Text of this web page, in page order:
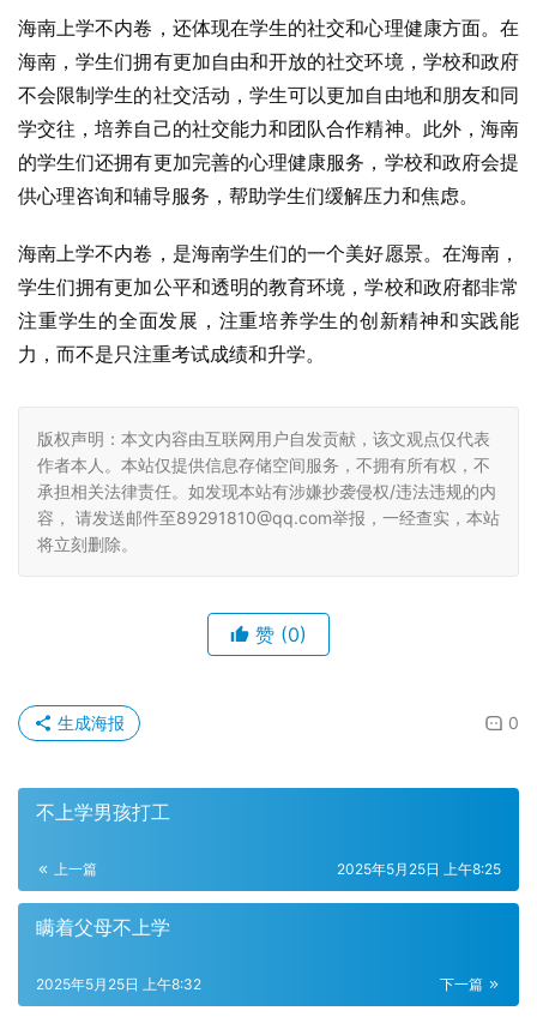
海南上学不内卷，还体现在学生的社交和心理健康方面。在
海南，学生们拥有更加自由和开放的社交环境，学校和政府
不会限制学生的社交活动，学生可以更加自由地和朋友和同
学交往，培养自己的社交能力和团队合作精神。此外，海南
的学生们还拥有更加完善的心理健康服务，学校和政府会提
供心理咨询和辅导服务，帮助学生们缓解压力和焦虑。
海南上学不内卷，是海南学生们的一个美好愿景。在海南，
学生们拥有更加公平和透明的教育环境，学校和政府都非常
注重学生的全面发展，注重培养学生的创新精神和实践能
力，而不是只注重考试成绩和升学。
版权声明：本文内容由互联网用户自发贡献，该文观点仅代表
作者本人。本站仅提供信息存储空间服务，不拥有所有权，不
承担相关法律责任。如发现本站有涉嫌抄袭侵权/违法违规的内
容， 请发送邮件至89291810@qq.com举报，一经查实，本站
将立刻删除。
赞 (0)
0
生成海报
不上学男孩打工
上一篇 2025年5月25日 上午8:25
瞒着父母不上学
下一篇
2025年5月25日 上午8:32